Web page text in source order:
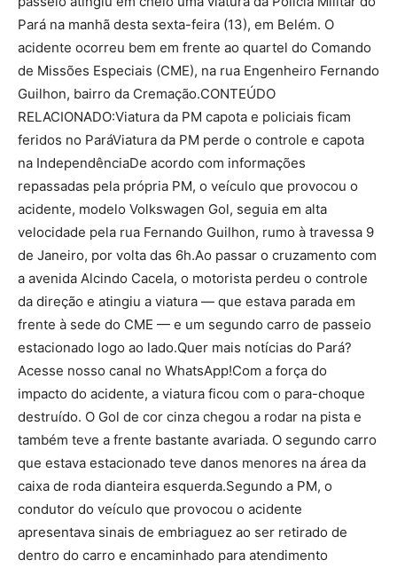
Pará na manhã desta sexta-feira (13), em Belém. O
acidente ocorreu bem em frente ao quartel do Comando
de Missões Especiais (CME), na rua Engenheiro Fernando
Guilhon, bairro da Cremação.CONTEÚDO
RELACIONADO:Viatura da PM capota e policiais ficam
feridos no ParáViatura da PM perde o controle e capota
na IndependênciaDe acordo com informações
repassadas pela própria PM, o veículo que provocou o
acidente, modelo Volkswagen Gol, seguia em alta
velocidade pela rua Fernando Guilhon, rumo à travessa 9
de Janeiro, por volta das 6h.Ao passar o cruzamento com
a avenida Alcindo Cacela, o motorista perdeu o controle
da direção e atingiu a viatura — que estava parada em
frente à sede do CME — e um segundo carro de passeio
estacionado logo ao lado.Quer mais notícias do Pará?
Acesse nosso canal no WhatsApp!Com a força do
impacto do acidente, a viatura ficou com o para-choque
destruído. O Gol de cor cinza chegou a rodar na pista e
também teve a frente bastante avariada. O segundo carro
que estava estacionado teve danos menores na área da
caixa de roda dianteira esquerda.Segundo a PM, o
condutor do veículo que provocou o acidente
apresentava sinais de embriaguez ao ser retirado de
dentro do carro e encaminhado para atendimento